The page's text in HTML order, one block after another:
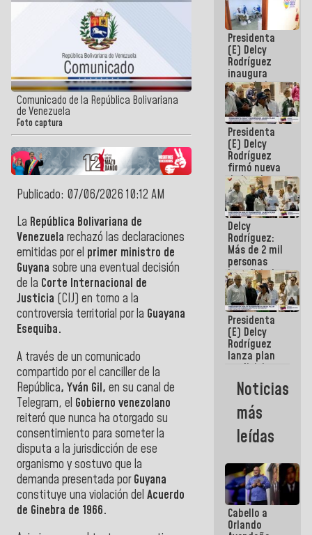
Comunicado de la República Bolivariana
de Venezuela
Foto captura
Publicado: 07/06/2026 10:12 AM
La República Bolivariana de
Venezuela rechazó las declaraciones
emitidas por el primer ministro de
Guyana sobre una eventual decisión
de la Corte Internacional de
Justicia (CIJ) en torno a la
controversia territorial por la Guayana
Esequiba.
A través de un comunicado
compartido por el canciller de la
República, Yván Gil, en su canal de
Telegram, el Gobierno venezolano
reiteró que nunca ha otorgado su
consentimiento para someter la
disputa a la jurisdicción de ese
organismo y sostuvo que la
demanda presentada porGuyana
constituye una violación del Acuerdo
de Ginebra de 1966.
y alcaldes a
edificar
casas para
abuelos
Presidenta
(E) Delcy
Rodríguez
inaugura
casa de los
Abuelos
Primavera
en Caracas
Presidenta
(E) Delcy
Rodríguez
firmó nueva
de Ley de
Arrendamiento
aprobada
por la AN
Delcy
Rodríguez:
Más de 2 mil
personas
beneficiadas
con planes
para
atención de
emergencia
sísmica en
la última
semana
Presidenta
(E) Delcy
Rodríguez
lanza plan
crediticio
con subsidio
a Juntas de
Condominio
Noticias
más
leídas
Cabello a
Orlando